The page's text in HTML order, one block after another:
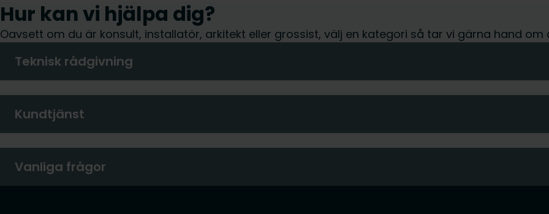
Hur kan vi hjälpa dig?
Oavsett om du är konsult, installatör, arkitekt eller grossist, välj en kategori så tar vi gärna hand om
Teknisk rådgivning
Kundtjänst
Vanliga frågor